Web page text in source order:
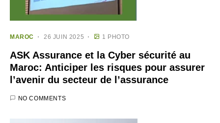
MAROC 26 JUIN 2025 1 PHOTO
ASK Assurance et la Cyber sécurité au
Maroc: Anticiper les risques pour assurer
l’avenir du secteur de l’assurance
NO COMMENTS